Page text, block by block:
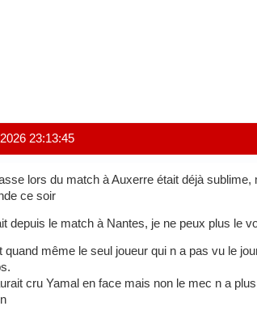
23:13:45
lors du match à Auxerre était déjà
ce soir
depuis le match à Nantes, je ne peux plus le
quand même le seul joueur qui n a pas vu le
cru Yamal en face mais non le mec n a